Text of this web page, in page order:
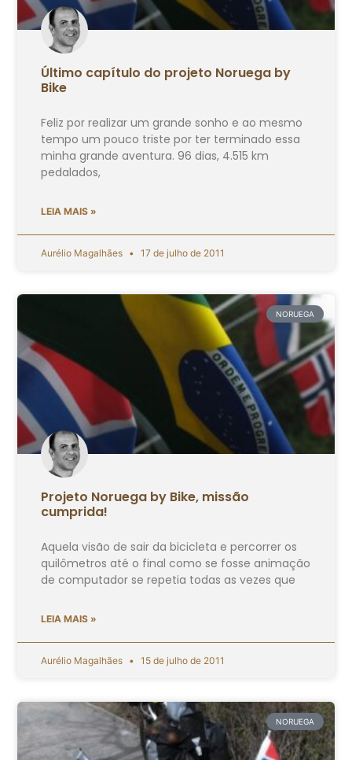
Último capítulo do projeto Noruega by
Bike
Feliz por realizar um grande sonho e ao mesmo
tempo um pouco triste por ter terminado essa
minha grande aventura. 96 dias, 4.515 km
pedalados,
LEIA MAIS »
Aurélio Magalhães 17 de julho de 2011
NORUEGA
Projeto Noruega by Bike, missão
cumprida!
Aquela visão de sair da bicicleta e percorrer os
quilômetros até o final como se fosse animação
de computador se repetia todas as vezes que
LEIA MAIS »
Aurélio Magalhães 15 de julho de 2011
NORUEGA